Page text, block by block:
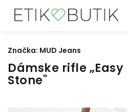
Dámske rifle „Easy
Stone"
Značka: MUD Jeans